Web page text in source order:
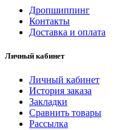
Дропшиппинг
Контакты
Доставка и оплата
Личный кабинет
Личный кабинет
История заказа
Закладки
Сравнить товары
Рассылка